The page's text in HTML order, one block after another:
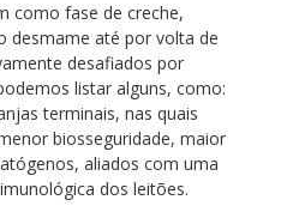
como fase de creche,
desmame até por volta de
desafiados por
listar alguns, como:
terminais, nas quais
biosseguridade, maior
aliados com uma
dos leitões.